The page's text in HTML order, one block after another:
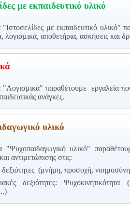
με εκπαιδευτικό υλικό
"Ιστοσελίδες με εκπαιδευτικό υλικό"
αποθετήρια, ασκήσεις και
"Λογισμικά" παραθέτουμε εργαλεία
ανάγκες.
υλικό
"Ψυχοπαιδαγωγικό υλικό"
αντιμετώπισης στις:
(μνήμη, προσοχή,
δεξιότητες: Ψυχοκινητικότητα